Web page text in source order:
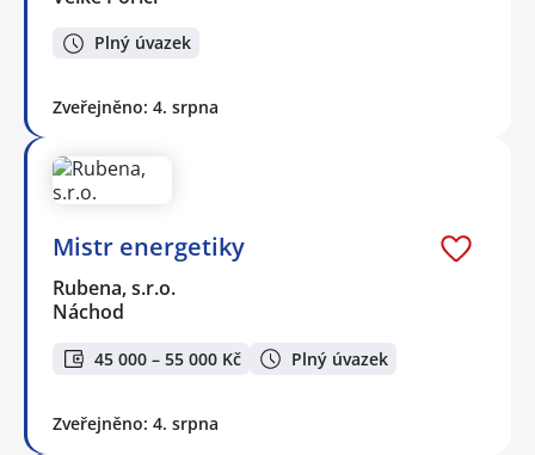
Plný úvazek
Zveřejněno: 4. srpna
Mistr energetiky
Rubena, s.r.o.
Náchod
45 000 – 55 000 Kč Plný úvazek
Zveřejněno: 4. srpna